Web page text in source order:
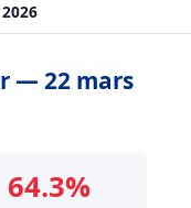
— 22 mars
64.3%